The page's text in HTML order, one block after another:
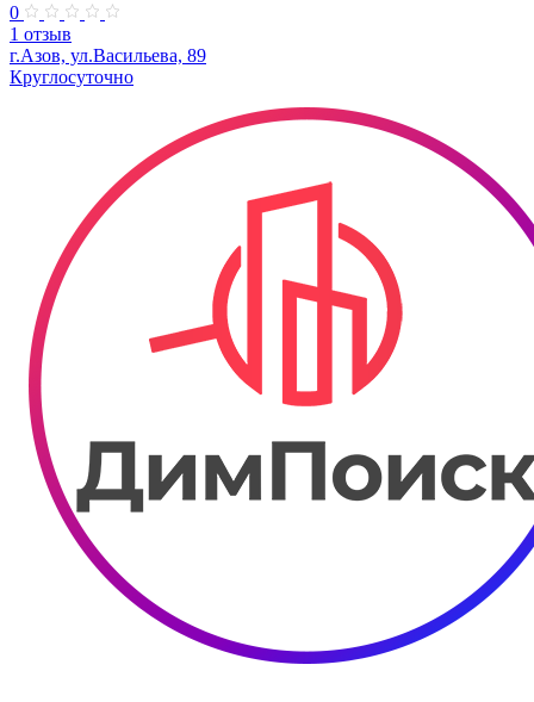
0
1 отзыв
г.Азов, ул.Васильева, 89
Круглосуточно